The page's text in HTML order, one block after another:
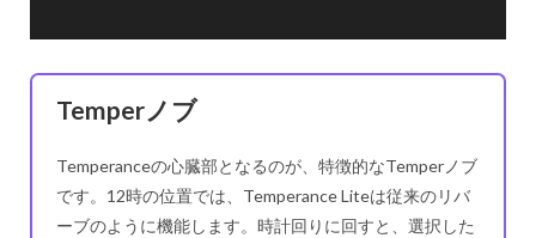
Temperノブ
Temperanceの心臓部となるのが、特徴的なTemperノブ
です。12時の位置では、Temperance Liteは従来のリバ
ーブのように機能します。時計回りに回すと、選択した